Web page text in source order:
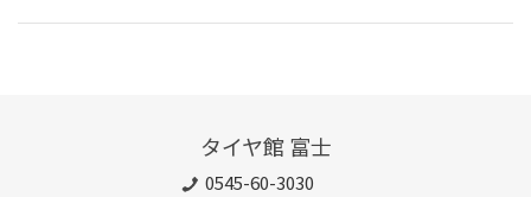
タイヤ館 富士
0545-60-3030